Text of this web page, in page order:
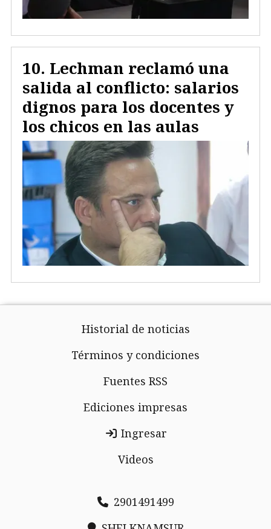
Lechman reclamó una
salida al conflicto: salarios
dignos para los docentes y
los chicos en las aulas
Historial de noticias
Términos y condiciones
Fuentes RSS
Ediciones impresas
Ingresar
Videos
2901491499